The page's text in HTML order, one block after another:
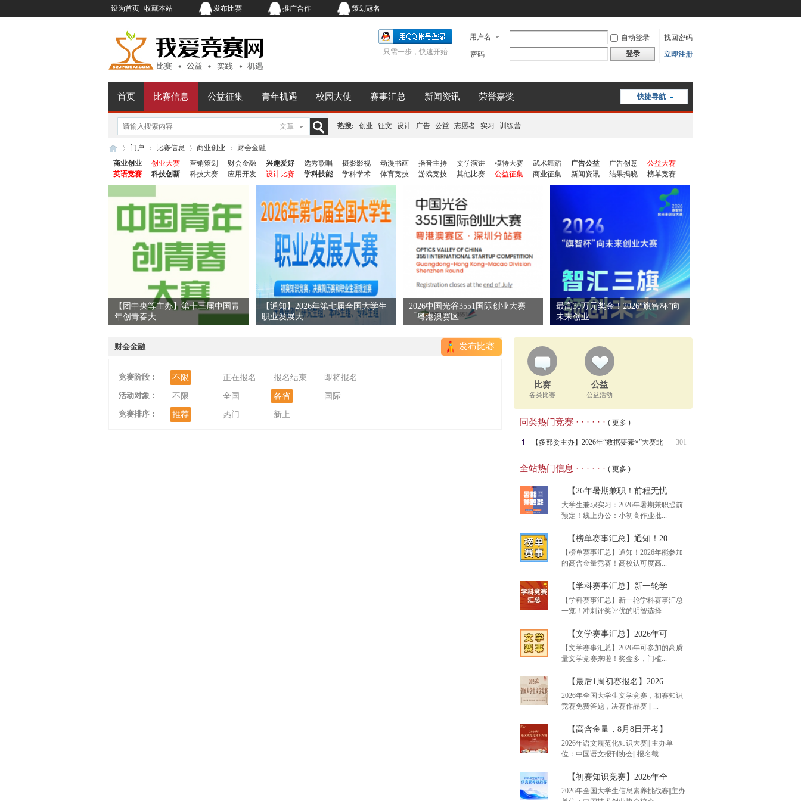
设为首页 收藏本站 发布比赛 推广合作 策划冠名
用户名 自动登录
找回密码
密码
登录 立即注册
只需一步，快速开始
快捷导航
首页 比赛信息 公益征集 青年机遇 校园大使 赛事汇总 新闻资讯 荣誉嘉奖
文章 热搜: 创业 征文 设计 广告 公益 志愿者 实习 训练营
我
爱
›
门户
›
比赛信息 商业创业
财会金融
商业创业
创业大赛 营销策划 财会金融 兴趣爱好 选秀歌唱 摄影影视 动漫书画 播音主持 文学演讲 模特大赛 武术舞蹈 广告公益 广告创意
公益大赛
英语竞赛
科技创新 科技大赛 应用开发 设计比赛 学科技能 学科学术 体育竞技 游戏竞技 其他比赛 公益征集 商业征集 新闻资讯 结果揭晓 榜单竞赛
【团中央等主办】第十三届中国青
年创青春大
【通知】2026年第七届全国大学生
职业发展大
2026中国光谷3551国际创业大赛
「粤港澳赛区
最高30万元奖金！2026“旗智杯”向
未来创业
发布比赛
财会金融
竞赛阶段： 不限 正在报名 报名结束
即将报名
活动对象：
不限 全国 各省
国际
竞赛排序：
推荐 热门 新上
比赛
各类比赛
公益
公益活动
同类热门竞赛 · · · · · · ( 更多 )
301
【多部委主办】2026年“数据要素×”大赛北
全站热门信息 · · · · · · ( 更多 )
【26年暑期兼职！前程无忧
大学生兼职实习：2026年暑期兼职提前
预定！线上办公：小初高作业批...
【26年暑期兼职！前程无忧
【榜单赛事汇总】通知！20
【榜单赛事汇总】通知！2026年能参加
的高含金量竞赛！高校认可度高...
【榜单赛事汇总】通知！20
【学科赛事汇总】新一轮学
【学科赛事汇总】新一轮学科赛事汇总
一览！冲刺评奖评优的明智选择...
【学科赛事汇总】新一轮学
【文学赛事汇总】2026年可
【文学赛事汇总】2026年可参加的高质
量文学竞赛来啦！奖金多，门槛...
【文学赛事汇总】2026年可
【最后1周初赛报名】2026
2026年全国大学生文学竞赛，初赛知识
竞赛免费答题，决赛作品赛 || ...
【最后1周初赛报名】2026
【高含金量，8月8日开考】
2026年语文规范化知识大赛|| 主办单
位：中国语文报刊协会|| 报名截...
【初赛知识竞赛】2026年全
2026年全国大学生信息素养挑战赛||主办